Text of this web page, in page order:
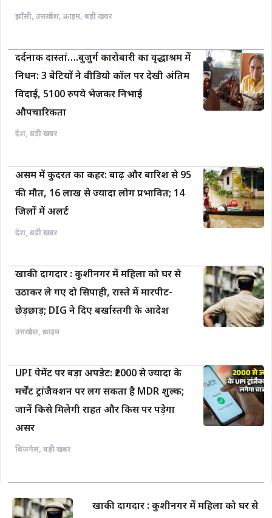
झाँसी, उत्तरप्रदेश, क्राइम, बड़ी खबर
दर्दनाक दास्तां….बुजुर्ग कारोबारी का वृद्धाश्रम में
निधन: 3 बेटियों ने वीडियो कॉल पर देखी अंतिम
विदाई, 5100 रुपये भेजकर निभाई
औपचारिकता
देश, बड़ी खबर
असम में कुदरत का कहर: बाढ़ और बारिश से 95
की मौत, 16 लाख से ज्यादा लोग प्रभावित; 14
जिलों में अलर्ट
देश, बड़ी खबर
खाकी दागदार : कुशीनगर में महिला को घर से
उठाकर ले गए दो सिपाही, रास्ते में मारपीट-
छेड़छाड़; DIG ने दिए बर्खास्तगी के आदेश
उत्तरप्रदेश, क्राइम
UPI पेमेंट पर बड़ा अपडेट: ₹2000 से ज्यादा के
मर्चेंट ट्रांजैक्शन पर लग सकता है MDR शुल्क;
जानें किसे मिलेगी राहत और किस पर पड़ेगा
असर
बिज़नेस, बड़ी खबर
खाकी दागदार : कुशीनगर में महिला को घर से